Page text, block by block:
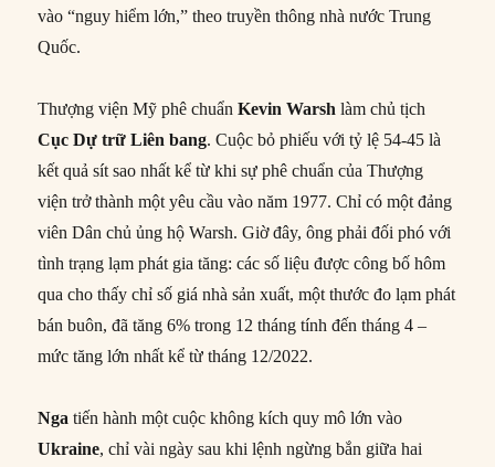
vào “nguy hiểm lớn,” theo truyền thông nhà nước Trung
Quốc.
Thượng viện Mỹ phê chuẩnKevin Warsh làm chủ tịch
Cục Dự trữ Liên bang. Cuộc bỏ phiếu với tỷ lệ 54-45 là
kết quả sít sao nhất kể từ khi sự phê chuẩn của Thượng
viện trở thành một yêu cầu vào năm 1977. Chỉ có một đảng
viên Dân chủ ủng hộ Warsh. Giờ đây, ông phải đối phó với
tình trạng lạm phát gia tăng: các số liệu được công bố hôm
qua cho thấy chỉ số giá nhà sản xuất, một thước đo lạm phát
bán buôn, đã tăng 6% trong 12 tháng tính đến tháng 4 –
mức tăng lớn nhất kể từ tháng 12/2022.
Nga tiến hành một cuộc không kích quy mô lớn vào
Ukraine, chỉ vài ngày sau khi lệnh ngừng bắn giữa hai